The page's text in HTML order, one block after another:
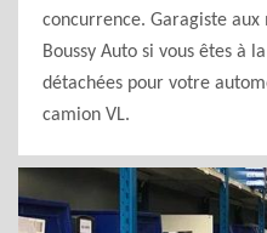
concurrence. Garagiste
Boussy Auto si vous êtes à
détachées pour votre
camion VL.